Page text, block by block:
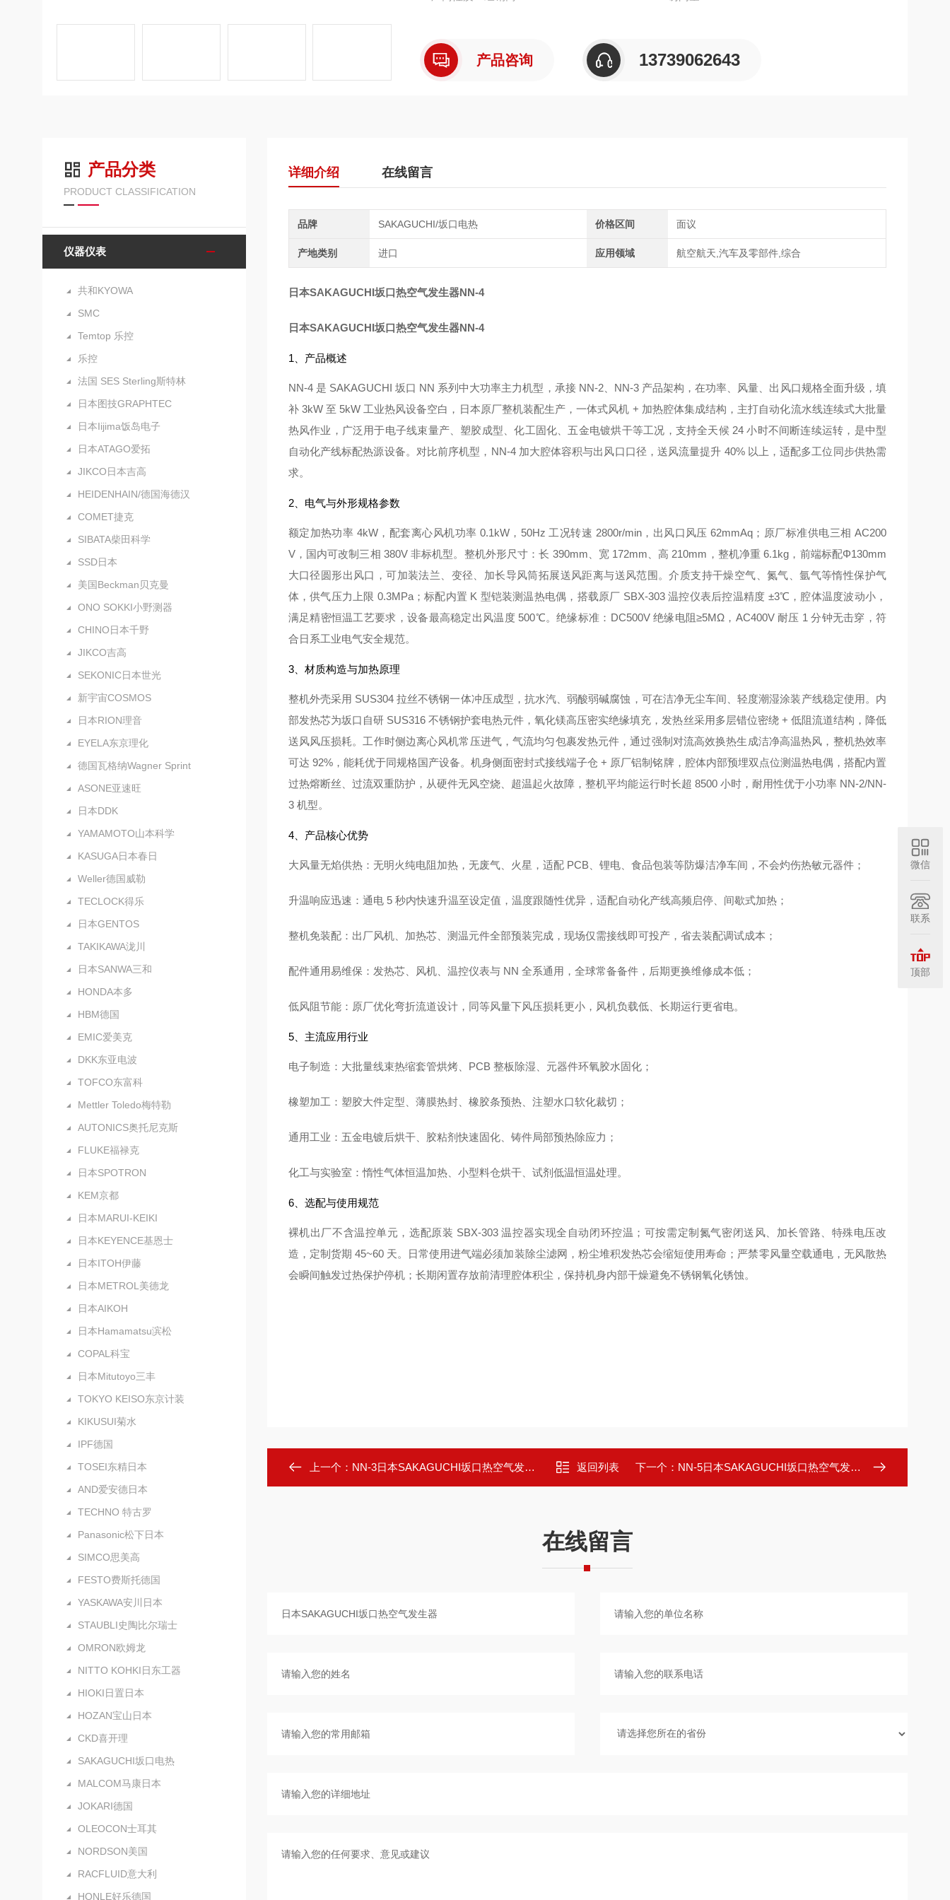
产品咨询 13739062643
产品分类
PRODUCT CLASSIFICATION
仪器仪表
共和KYOWA
SMC
Temtop 乐控
乐控
法国 SES Sterling斯特林
日本图技GRAPHTEC
日本Iijima饭岛电子
日本ATAGO爱拓
JIKCO日本吉高
HEIDENHAIN/德国海德汉
COMET捷克
SIBATA柴田科学
SSD日本
美国Beckman贝克曼
ONO SOKKI小野测器
CHINO日本千野
JIKCO吉高
SEKONIC日本世光
新宇宙COSMOS
日本RION理音
EYELA东京理化
德国瓦格纳Wagner Sprint
ASONE亚速旺
日本DDK
YAMAMOTO山本科学
KASUGA日本春日
Weller德国威勒
TECLOCK得乐
日本GENTOS
TAKIKAWA泷川
日本SANWA三和
HONDA本多
HBM德国
EMIC爱美克
DKK东亚电波
TOFCO东富科
Mettler Toledo梅特勒
AUTONICS奥托尼克斯
FLUKE福禄克
日本SPOTRON
KEM京都
日本MARUI-KEIKI
日本KEYENCE基恩士
日本ITOH伊藤
日本METROL美德龙
日本AIKOH
日本Hamamatsu滨松
COPAL科宝
日本Mitutoyo三丰
TOKYO KEISO东京计装
KIKUSUI菊水
IPF德国
TOSEI东精日本
AND爱安德日本
TECHNO 特古罗
Panasonic松下日本
SIMCO思美高
FESTO费斯托德国
YASKAWA安川日本
STAUBLI史陶比尔瑞士
OMRON欧姆龙
NITTO KOHKI日东工器
HIOKI日置日本
HOZAN宝山日本
CKD喜开理
SAKAGUCHI坂口电热
MALCOM马康日本
JOKARI德国
OLEOCON士耳其
NORDSON美国
RACFLUID意大利
HONLE好乐德国
详细介绍 在线留言
品牌 SAKAGUCHI/坂口电热 价格区间 面议
产地类别 进口 应用领域 航空航天,汽车及零部件,综合
日本SAKAGUCHI坂口热空气发生器NN-4
日本SAKAGUCHI坂口热空气发生器NN-4
1、产品概述
NN-4 是 SAKAGUCHI 坂口 NN 系列中大功率主力机型，承接 NN-2、NN-3 产品架构，在功率、风量、出风口规格全面升级，填
补 3kW 至 5kW 工业热风设备空白，日本原厂整机装配生产，一体式风机 + 加热腔体集成结构，主打自动化流水线连续式大批量
热风作业，广泛用于电子线束量产、塑胶成型、化工固化、五金电镀烘干等工况，支持全天候 24 小时不间断连续运转，是中型
自动化产线标配热源设备。对比前序机型，NN-4 加大腔体容积与出风口口径，送风流量提升 40% 以上，适配多工位同步供热需
求。
2、电气与外形规格参数
额定加热功率 4kW，配套离心风机功率 0.1kW，50Hz 工况转速 2800r/min，出风口风压 62mmAq；原厂标准供电三相 AC200
V，国内可改制三相 380V 非标机型。整机外形尺寸：长 390mm、宽 172mm、高 210mm，整机净重 6.1kg，前端标配Φ130mm
大口径圆形出风口 ，可加装法兰、变径、加长导风筒拓展送风距离与送风范围。介质支持干燥空气、氮气、氩气等惰性保护气
体，供气压力上限 0.3MPa；标配内置 K 型铠装测温热电偶，搭载原厂 SBX-303 温控仪表后控温精度 ±3℃，腔体温度波动小，
满足精密恒温工艺要求，设备最高稳定出风温度 500℃。绝缘标准：DC500V 绝缘电阻≥5MΩ，AC400V 耐压 1 分钟无击穿，符
合日系工业电气安全规范。
3、材质构造与加热原理
整机外壳采用 SUS304 拉丝不锈钢一体冲压成型，抗水汽、弱酸弱碱腐蚀，可在洁净无尘车间、轻度潮湿涂装产线稳定使用。内
部发热芯为坂口自研 SUS316 不锈钢护套电热元件，氧化镁高压密实绝缘填充，发热丝采用多层错位密绕 + 低阻流道结构，降低
送风风压损耗。工作时侧边离心风机常压进气，气流均匀包裹发热元件，通过强制对流高效换热生成洁净高温热风，整机热效率
可达 92%，能耗优于同规格国产设备。机身侧面密封式接线端子仓 + 原厂铝制铭牌，腔体内部预埋双点位测温热电偶，搭配内置
过热熔断丝、过流双重防护，从硬件无风空烧、超温起火故障，整机平均能运行时长超 8500 小时，耐用性优于小功率 NN-2/NN-
3 机型。
4、产品核心优势
大风量无焰供热：无明火纯电阻加热，无废气、火星，适配 PCB、锂电、食品包装等防爆洁净车间，不会灼伤热敏元器件；
升温响应迅速 ：通电 5 秒内快速升温至设定值，温度跟随性优异，适配自动化产线高频启停、间歇式加热；
整机免装配：出厂风机、加热芯、测温元件全部预装完成，现场仅需接线即可投产，省去装配调试成本；
配件通用易维保 ：发热芯、风机、温控仪表与 NN 全系通用，全球常备备件，后期更换维修成本低；
低风阻节能：原厂优化弯折流道设计，同等风量下风压损耗更小，风机负载低、长期运行更省电。
5、主流应用行业
电子制造：大批量线束热缩套管烘烤、PCB 整板除湿、元器件环氧胶水固化；
橡塑加工：塑胶大件定型、薄膜热封、橡胶条预热、注塑水口软化裁切；
通用工业：五金电镀后烘干、胶粘剂快速固化、铸件局部预热除应力；
化工与实验室：惰性气体恒温加热、小型料仓烘干、试剂低温恒温处理。
6、选配与使用规范
裸机出厂不含温控单元，选配原装 SBX-303 温控器实现全自动闭环控温；可按需定制氮气密闭送风、加长管路、特殊电压改
造，定制货期 45~60 天。日常使用进气端必须加装除尘滤网，粉尘堆积发热芯会缩短使用寿命；严禁零风量空载通电，无风散热
会瞬间触发过热保护停机；长期闲置存放前清理腔体积尘，保持机身内部干燥避免不锈钢氧化锈蚀。
上一个： NN-3日本SAKAGUCHI坂口热空气发生器 返回列表 下一个： NN-5日本SAKAGUCHI坂口热空气发生器
在线留言
微信
联系
顶部